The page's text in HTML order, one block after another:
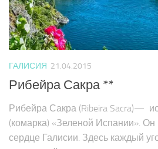
ГАЛИСИЯ 21.04.2015
Рибейра Сакра **
Рибейра Сакра (Ribeira Sacra)—
(комарка) «Зеленой Испании».
сердце Галисии. Здесь каждый